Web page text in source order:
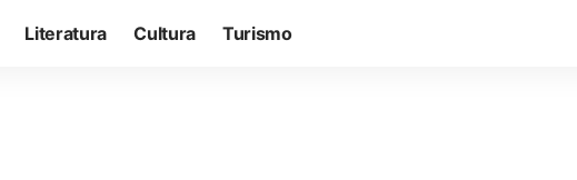
Literatura Cultura Turismo